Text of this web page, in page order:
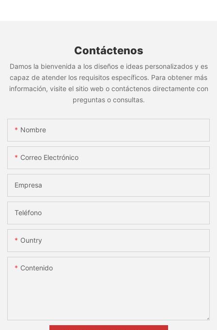
Contáctenos
Damos la bienvenida a los diseños e ideas personalizados y es
capaz de atender los requisitos específicos. Para obtener más
información, visite el sitio web o contáctenos directamente con
preguntas o consultas.
Nombre
Correo Electrónico
Empresa
Teléfono
Ountry
Contenido